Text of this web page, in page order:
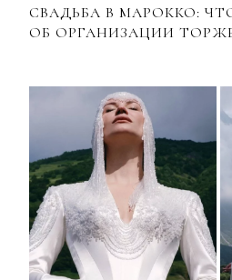
СВАДЬБА В МАРОККО:
ОБ ОРГАНИЗАЦИИ